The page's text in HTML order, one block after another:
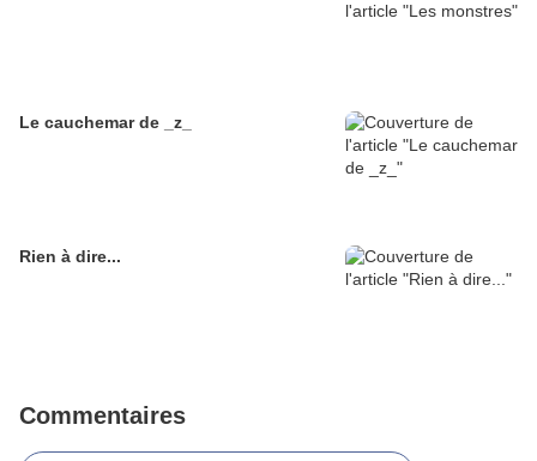
Le cauchemar de _z_
Rien à dire...
Commentaires